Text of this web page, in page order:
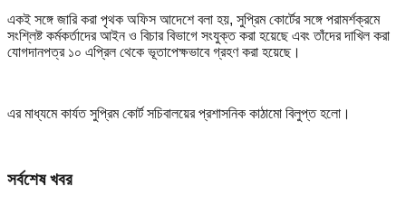
একই সঙ্গে জারি করা পৃথক অফিস আদেশে বলা হয়, সুপ্রিম কোর্টের সঙ্গে পরামর্শক্রমে
সংশ্লিষ্ট কর্মকর্তাদের আইন ও বিচার বিভাগে সংযুক্ত করা হয়েছে এবং তাঁদের দাখিল করা
যোগদানপত্র ১০ এপ্রিল থেকে ভূতাপেক্ষভাবে গ্রহণ করা হয়েছে।
এর মাধ্যমে কার্যত সুপ্রিম কোর্ট সচিবালয়ের প্রশাসনিক কাঠামো বিলুপ্ত হলো।
সর্বশেষ খবর